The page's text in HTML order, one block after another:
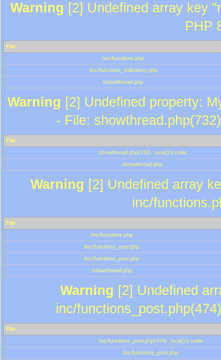
Warning [2] Undefined array key
PHP
File
/inc/functions.php
/inc/functions_indicators.php
/showthread.php
Warning [2] Undefined property:
- File:
File
/showthread.php(732) : eval()'d code
/showthread.php
Warning [2] Undefined array
inc/
File
/inc/functions.php
/inc/functions_user.php
/inc/functions_post.php
/showthread.php
Warning [2] Undefined
inc/
File
/inc/functions_post.php(474) : eval()'d code
/inc/functions_post.php